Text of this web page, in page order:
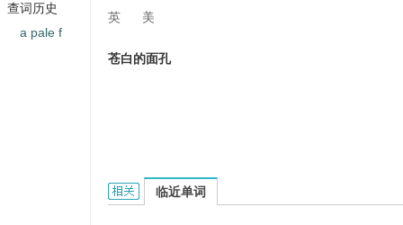
英 美
苍白的面孔
a pale face的相关资料：
临近单词
查词历史
a pale f